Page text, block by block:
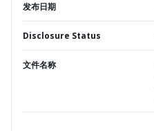
发布日期
Disclosure Status
文件名称